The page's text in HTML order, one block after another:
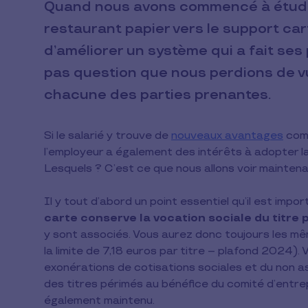
Quand nous avons commencé à
restaurant papier vers le support
d’améliorer un système qui a fait
pas question que nous perdions de
chacune des parties prenantes.
Si le salarié y trouve de nouveaux avantages
l’employeur a également des intérêts à adopter
Lesquels ? C’est ce que nous allons voir
Il y tout d’abord un point essentiel qu’il est
carte conserve la vocation sociale du titre
y sont associés. Vous aurez donc toujours les
la limite de 7,18 euros par titre – plafond 2024).
exonérations de cotisations sociales et du non
des titres périmés au bénéfice du comité
également maintenu.